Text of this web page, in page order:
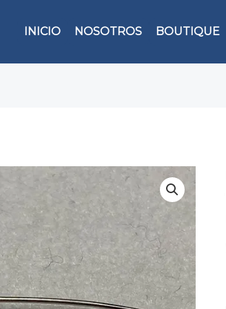
INICIO NOSOTROS BOUTIQUE